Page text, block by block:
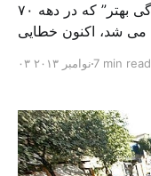
سیاست فرهنگی “فرزند کمتر، زندگی بهتر” که در دهه ۷۰
می شد، اکنون خطایی
در ایران به صورت
می دهند و […]
۰۳ نوامبر ۲۰۱۳ 7 min read